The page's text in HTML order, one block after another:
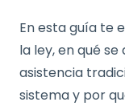
En esta guía te
la ley, en qué
asistencia
sistema y por